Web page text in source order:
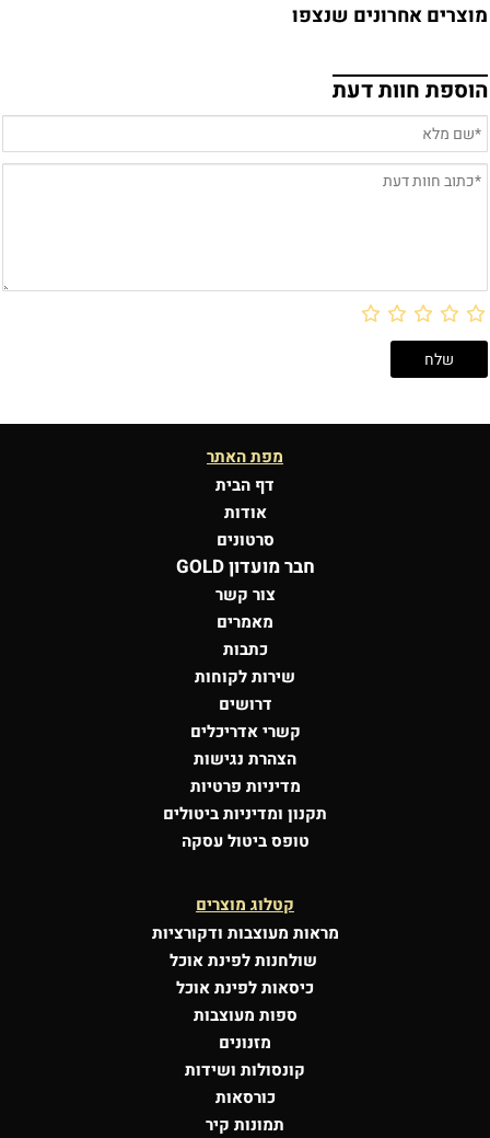
מוצרים אחרונים שנצפו
הוספת חוות דעת
מפת האתר
דף הבית
אודות
סרטונים
חבר מועדון GOLD
צור קשר
מאמרים
כתבות
שירות לקוחות
דרושים
קשרי אדריכלים
הצהרת נגישות
מדיניות פרטיות
תקנון ומדיניות ביטולים
טופס ביטול עסקה
קטלוג מוצרים
מראות מעוצבות ודקורציות
שולחנות לפינת אוכל
כיסאות לפינת אוכל
ספות מעוצבות
מזנונים
קונסולות ושידות
כורסאות
תמונות קיר